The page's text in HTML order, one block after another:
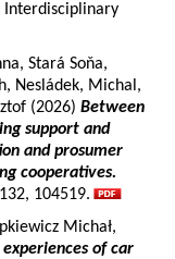
Interdisciplinary
Stará Soňa,
Nesládek, Michal,
(2026) Between
support and
and prosumer
cooperatives.
104519.
Michał,
of car